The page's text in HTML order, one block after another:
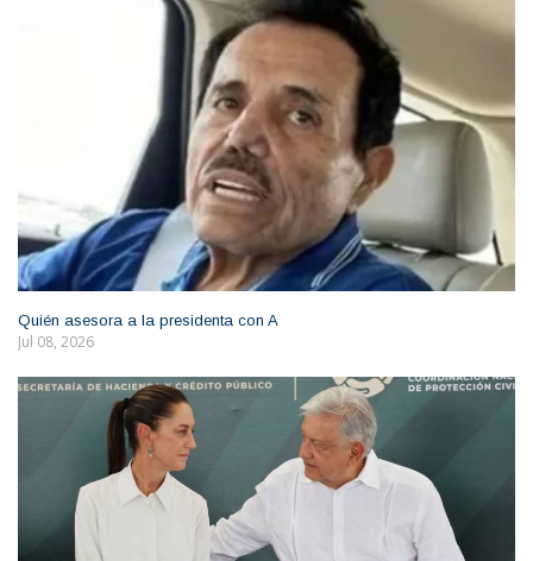
Quién asesora a la presidenta con A
Jul 08, 2026